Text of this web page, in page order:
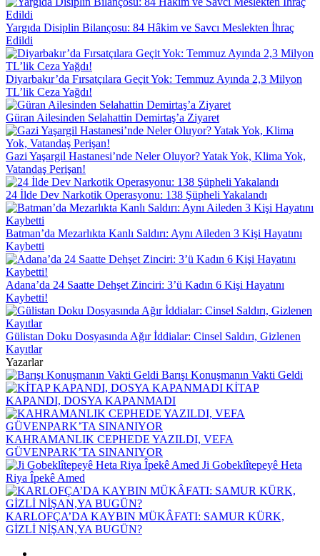
Yargıda Disiplin Bilançosu: 84 Hâkim ve Savcı Meslekten İhraç
Edildi
Diyarbakır’da Fırsatçılara Geçit Yok: Temmuz Ayında 2,3 Milyon
TL’lik Ceza Yağdı!
Güran Ailesinden Selahattin Demirtaş’a Ziyaret
Gazi Yaşargil Hastanesi’nde Neler Oluyor? Yatak Yok, Klima Yok,
Vatandaş Perişan!
24 İlde Dev Narkotik Operasyonu: 138 Şüpheli Yakalandı
Batman’da Mezarlıkta Kanlı Saldırı: Aynı Aileden 3 Kişi Hayatını
Kaybetti
Adana’da 24 Saatte Dehşet Zinciri: 3’ü Kadın 6 Kişi Hayatını
Kaybetti!
Gülistan Doku Dosyasında Ağır İddialar: Cinsel Saldırı, Gizlenen
Kayıtlar
Yazarlar
Barışı Konuşmanın Vakti Geldi
KİTAP
KAPANDI, DOSYA KAPANMADI
KAHRAMANLIK CEPHEDE YAZILDI, VEFA
GÜVENPARK’TA SINANIYOR
Ji Gobeklîtepeyê Heta
Riya Îpekê Amed
KARLOFÇA’DA KAYBIN MÜKÂFATI: SAMUR KÜRK,
GİZLİ NİŞAN,YA BUGÜN?